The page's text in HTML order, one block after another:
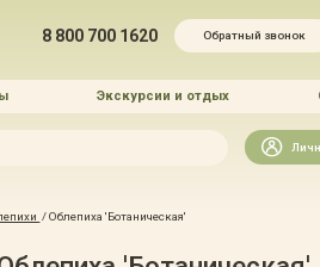
8 800 700 1620 Обратный звонок
Экскурсии и отдых
Искать
/Облепиха 'Ботаническая'